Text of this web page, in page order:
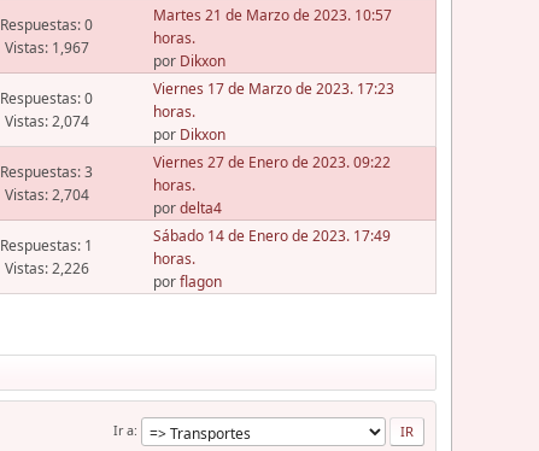
Respuestas: 0
Vistas: 1,967
Martes 21 de Marzo de 2023. 10:57
horas.
por Dikxon
Respuestas: 0
Vistas: 2,074
Viernes 17 de Marzo de 2023. 17:23
horas.
por Dikxon
Respuestas: 3
Vistas: 2,704
Viernes 27 de Enero de 2023. 09:22
horas.
pordelta4
Respuestas: 1
Vistas: 2,226
Sábado 14 de Enero de 2023. 17:49
horas.
porflagon
Ir a